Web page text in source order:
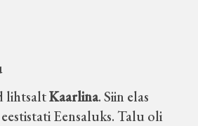
lihtsaltKaarlina. Siin elas
Eensaluks. Talu oli